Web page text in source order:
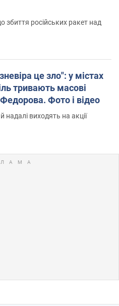
російських ракет над
це зло": у містах
тривають масові
Фото і відео
надалі виходять на акції